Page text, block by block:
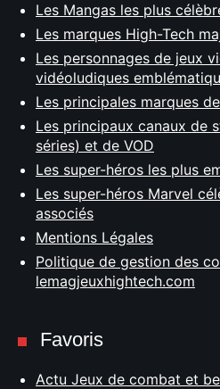
Les Mangas les plus
Les marques High-Tech
Les personnages de jeux
vidéoludiques
Les principales marques
Les principaux canaux de
séries) et de VOD
Les super-héros les plus
Les super-héros Marvel
associés
Mentions Légales
Politique de gestion des
lemagjeuxhightech.com
Favoris
Actu Jeux de combat et